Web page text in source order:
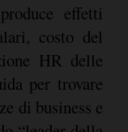
effetti
costo del
HR delle
per trovare
di business e